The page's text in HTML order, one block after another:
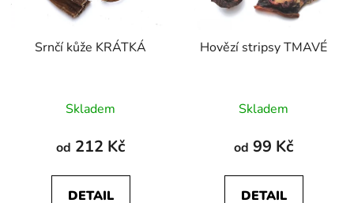
Srnčí kůže KRÁTKÁ
Skladem
od 212 Kč
DETAIL
Hovězí stripsy TMAVÉ
hodnocení
produktu
5,0
Skladem
od 99 Kč
DETAIL